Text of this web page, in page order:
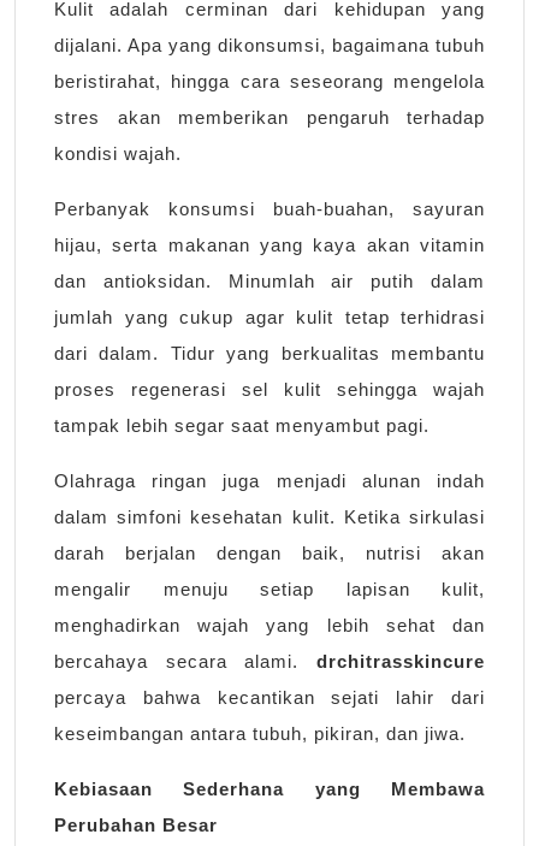
Kulit adalah cerminan dari kehidupan yang
dijalani. Apa yang dikonsumsi, bagaimana tubuh
beristirahat, hingga cara seseorang mengelola
stres akan memberikan pengaruh terhadap
kondisi wajah.
Perbanyak konsumsi buah-buahan, sayuran
hijau, serta makanan yang kaya akan vitamin
dan antioksidan. Minumlah air putih dalam
jumlah yang cukup agar kulit tetap terhidrasi
dari dalam. Tidur yang berkualitas membantu
proses regenerasi sel kulit sehingga wajah
tampak lebih segar saat menyambut pagi.
Olahraga ringan juga menjadi alunan indah
dalam simfoni kesehatan kulit. Ketika sirkulasi
darah berjalan dengan baik, nutrisi akan
mengalir menuju setiap lapisan kulit,
menghadirkan wajah yang lebih sehat dan
bercahaya secara alami. drchitrasskincure
percaya bahwa kecantikan sejati lahir dari
keseimbangan antara tubuh, pikiran, dan jiwa.
Kebiasaan Sederhana yang Membawa
Perubahan Besar